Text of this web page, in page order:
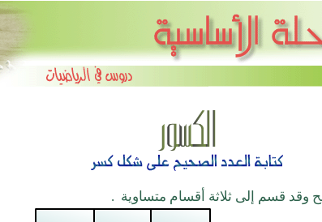
وقد قسم إلى ثلاثة أقسام متساوية .